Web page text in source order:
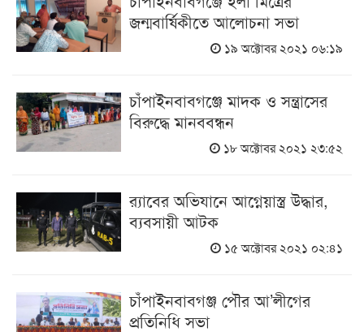
জন্মবার্ষিকীতে আলোচনা সভা
১৯ অক্টোবর ২০২১ ০৬:১৯
চাঁপাইনবাবগঞ্জে মাদক ও সন্ত্রাসের
বিরুদ্ধে মানববন্ধন
১৮ অক্টোবর ২০২১ ২৩:৫২
র‌্যাবের অভিযানে আগ্নেয়াস্ত্র উদ্ধার,
ব্যবসায়ী আটক
১৫ অক্টোবর ২০২১ ০২:৪১
চাঁপাইনবাবগঞ্জ পৌর আ’লীগের
প্রতিনিধি সভা